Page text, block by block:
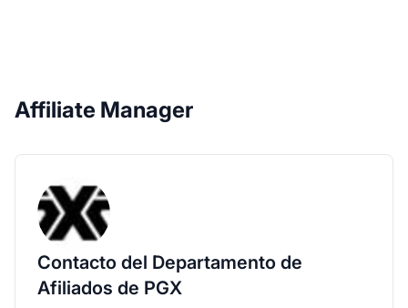
Affiliate Manager
Contacto del Departamento de
Afiliados de PGX